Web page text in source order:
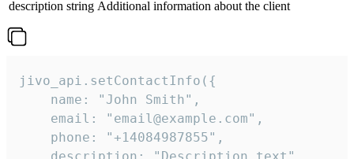
description string Additional information about the client
jivo_api.setContactInfo({
    name: "John Smith",
    email: "email@example.com",
    phone: "+14084987855",